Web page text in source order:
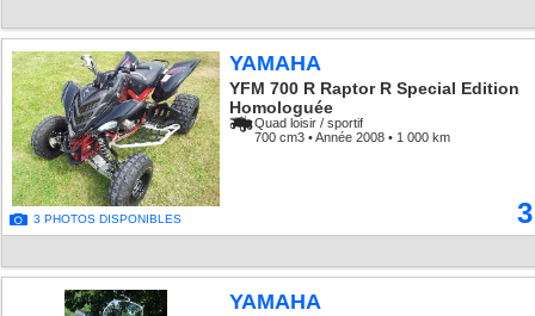
3 PHOTOS DISPONIBLES
YAMAHA
YFM 700 R Raptor R Special Edition
Homologuée
Quad loisir / sportif
700 cm3 • Année 2008 • 1 000 km
YAMAHA